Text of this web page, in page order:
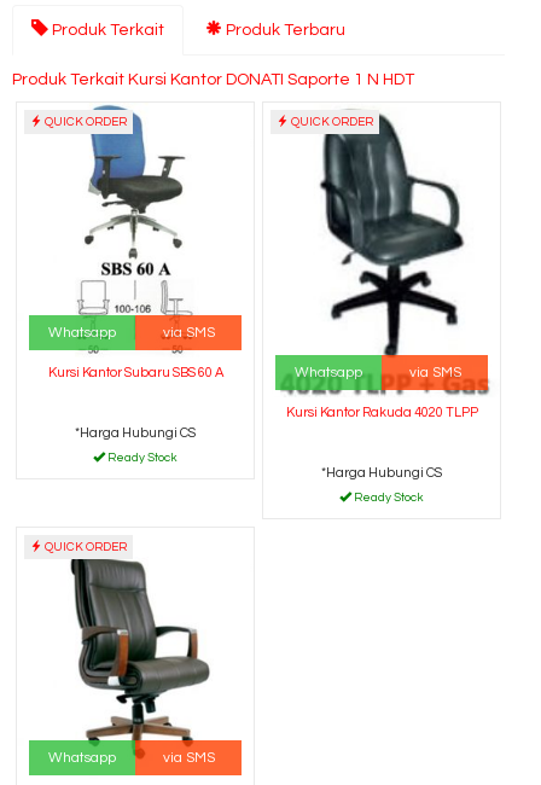
Produk Terkait Produk Terbaru
Produk Terkait Kursi Kantor DONATI Saporte 1 N HDT
QUICK ORDER
Whatsapp via SMS
Kursi Kantor Subaru SBS 60 A
*Harga Hubungi CS
Ready Stock
QUICK ORDER
Whatsapp via SMS
Kursi Kantor Rakuda 4020 TLPP
*Harga Hubungi CS
Ready Stock
QUICK ORDER
Whatsapp via SMS